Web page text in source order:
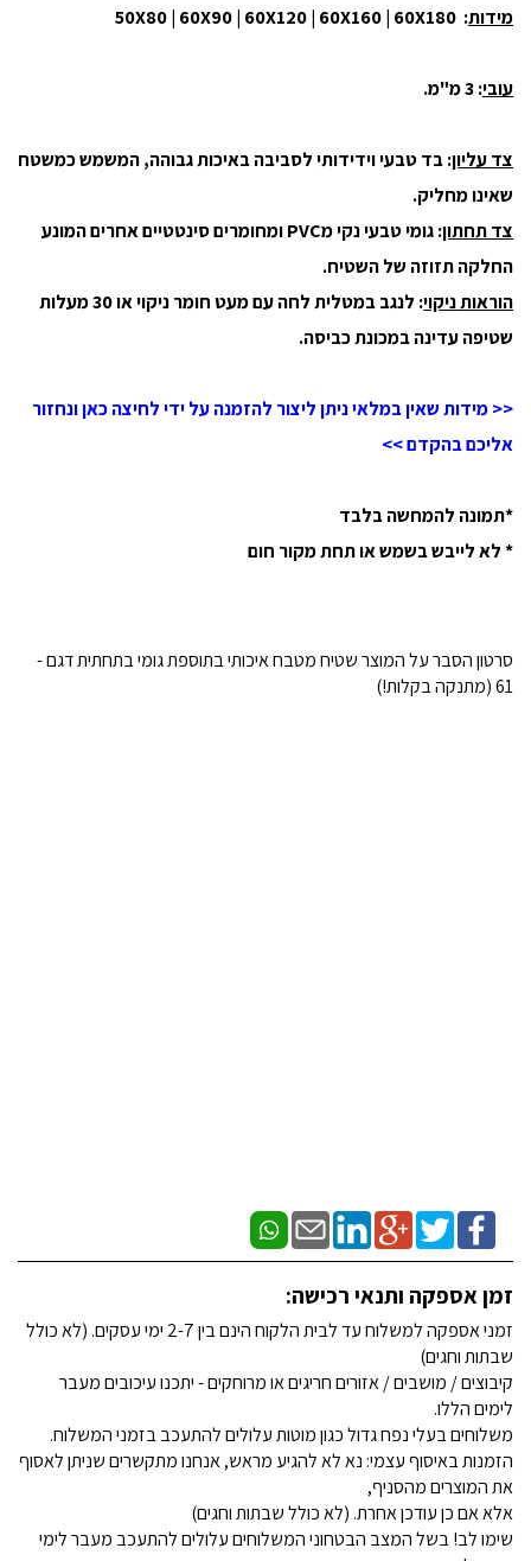
מידות: 50X80 | 60X90 | 60X120 | 60X160 | 60X180
עובי: 3 מ"מ.
צד עליון: בד טבעי וידידותי לסביבה באיכות גבוהה, המשמש כמשטח
שאינו מחליק.
צד תחתון
: גומי טבעי נקי מPVC ומחומרים סינטטיים אחרים המונע
החלקה תזוזה של השטיח.
הוראות ניקוי
: לנגב במטלית לחה עם מעט חומר ניקוי או 30 מעלות
שטיפה עדינה במכונת כביסה.
<< מידות שאין במלאי ניתן ליצור להזמנה על ידי לחיצה כאן ונחזור
אליכם בהקדם >>
*תמונה להמחשה בלבד
* לא לייבש בשמש או תחת מקור חום
סרטון הסבר על המוצר שטיח מטבח איכותי בתוספת גומי בתחתית דגם -
61 (מתנקה בקלות!)
זמן אספקה ותנאי רכישה:
זמני אספקה למשלוח עד לבית הלקוח הינם בין 2-7 ימי עסקים. (לא כולל
שבתות וחגים)
קיבוצים / מושבים / אזורים חריגים או מרוחקים - יתכנו עיכובים מעבר
לימים הללו.
משלוחים בעלי נפח גדול כגון מוטות עלולים להתעכב בזמני המשלוח.
הזמנות באיסוף עצמי: נא לא להגיע מראש, אנחנו מתקשרים שניתן לאסוף
את המוצרים מהסניף,
אלא אם כן עודכן אחרת. (לא כולל שבתות וחגים)
שימו לב! בשל המצב הבטחוני המשלוחים עלולים להתעכב מעבר לימי